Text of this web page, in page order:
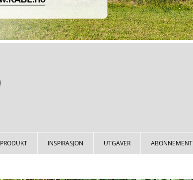
PRODUKT INSPIRASJON UTGAVER ABONNEMENT